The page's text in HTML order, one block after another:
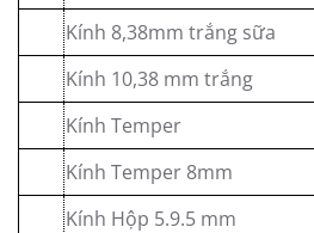
Kính 8,38mm trắng sữa
Kính 10,38 mm trắng
Kính Temper
Kính Temper 8mm
Kính Hộp 5.9.5 mm